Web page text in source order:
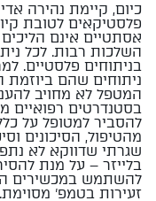
כיום, קיימת נהירה
פלסטיקאים לטובת
אסתטיים אינם
השלכות רבות. לכל
בניתוחים פלסטיים.
ניתוחים שהם ביוזמת
המטפל לא מחויב
בסטנדרטים רפואיים
להסביר למטופל על
מהטיפול, הסיכונים
שגרתי שדווקא לא
בלייזר – על מנת
להשתמש במכשירים
זעירות בטמפ'